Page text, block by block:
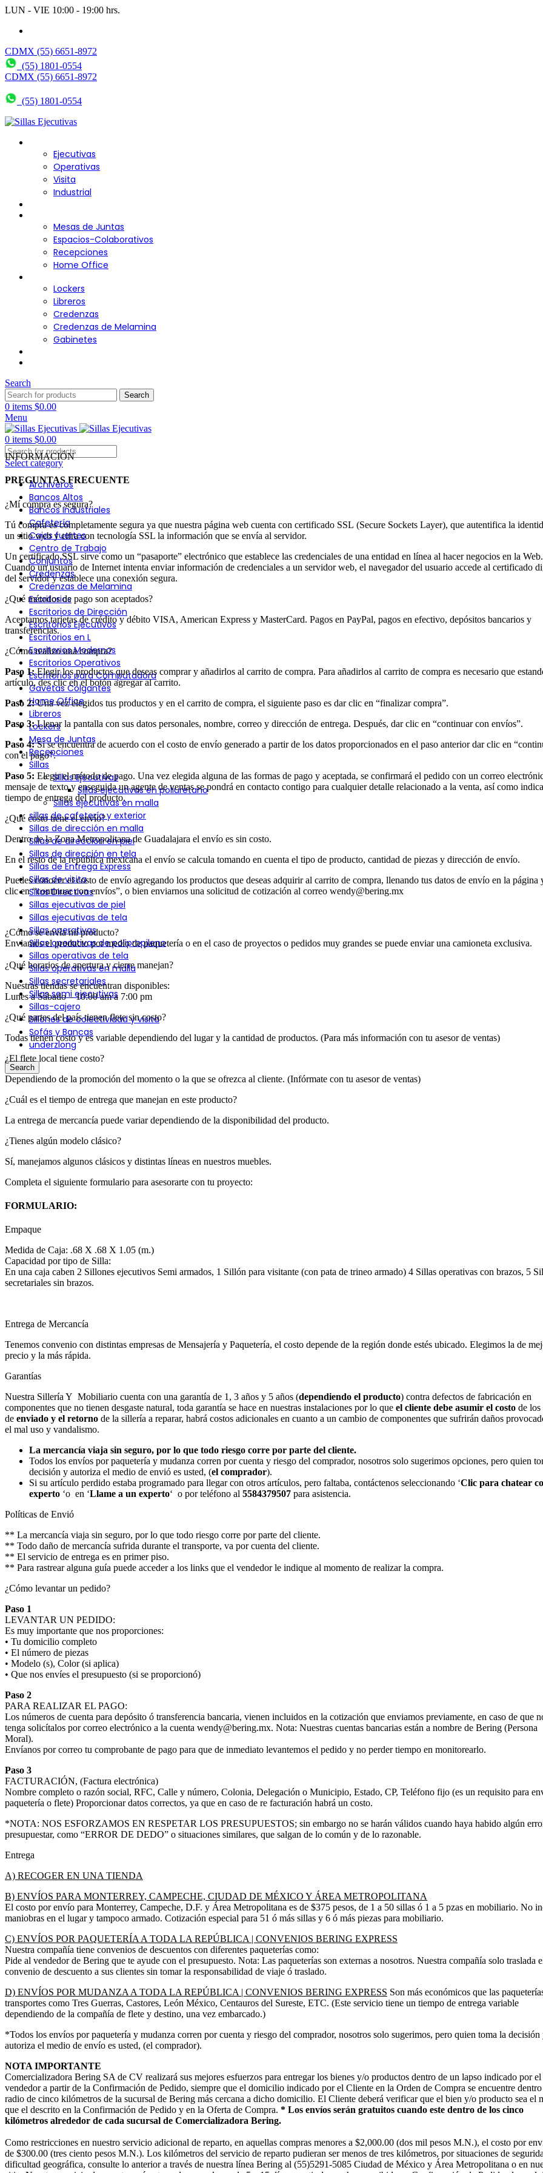
LUN - VIE 10:00 - 19:00 hrs.
CDMX (55) 6651-8972
(55) 1801-0554
CDMX (55) 6651-8972
(55) 1801-0554
Ejecutivas
Operativas
Visita
Industrial
Mesas de Juntas
Espacios-Colaborativos
Recepciones
Home Office
Lockers
Libreros
Credenzas
Credenzas de Melamina
Gabinetes
Search
Search
0 items $0.00
Menu
0 items $0.00
Select category
Archiveros
Bancos Altos
Bancos Industriales
Cafetería
Cajas fuertes
Centro de Trabajo
Conjuntos
Credenzas
Credenzas de Melamina
Escritorios
Escritorios de Dirección
Escritorios Ejecutivos
Escritorios en L
Escritorios Modernos
Escritorios Operativos
Escritorios para Computadora
Gavetas Colgantes
Home Office
Libreros
Lockers
Mesa de Juntas
Recepciones
Sillas
Sillas Ejecutivas
Sillas ejecutivas en poliuretano
Sillas ejecutivas en malla
sillas de cafetería y exterior
Sillas de dirección en malla
Sillas de dirección en piel
Sillas de dirección en tela
Sillas de Entrega Express
Sillas de visita
Sillas Directivas
Sillas ejecutivas de piel
Sillas ejecutivas de tela
Sillas operativas
Sillas operativas de polipropileno
Sillas operativas de tela
Sillas operativas en malla
Sillas secretariales
Sillas semi ejecutivas
Sillas-cajero
Sillones de colectividad y visita
Sofás y Bancas
underzlong
Search
INFORMACIÓN
PREGUNTAS FRECUENTE
¿Mí compra es segura?
Tú compra es completamente segura ya que nuestra página web cuenta con certificado SSL (Secure Sockets Layer), que autentifica la
un sitio web y cifra con tecnología SSL la información que se envía al servidor.
Un certificado SSL sirve como un “pasaporte” electrónico que establece las credenciales de una entidad en línea al hacer negocios en la Web.
Cuando un usuario de Internet intenta enviar información de credenciales a un servidor web, el navegador del usuario accede al certificado
del servidor y establece una conexión segura.
¿Qué métodos de pago son aceptados?
Aceptamos tarjetas de crédito y débito VISA, American Express y MasterCard. Pagos en PayPal, pagos en efectivo, depósitos bancarios y
transferencias.
¿Cómo realizo una compra?
Paso 1:Elegir los productos que deseas comprar y añadirlos al carrito de compra. Para añadirlos al carrito de compra es necesario que
artículo, des clic en el botón agregar al carrito.
Paso 2:Una vez elegidos tus productos y en el carrito de compra, el siguiente paso es dar clic en “finalizar compra”.
Paso 3:Llenar la pantalla con sus datos personales, nombre, correo y dirección de entrega. Después, dar clic en “continuar con envíos”.
Paso 4:Si se encuentra de acuerdo con el costo de envío generado a partir de los datos proporcionados en el paso anterior dar clic en
con el pago”.
Paso 5: Elegir el método de pago. Una vez elegida alguna de las formas de pago y aceptada, se confirmará el pedido con un correo
mensaje de texto y enseguida un agente de ventas se pondrá en contacto contigo para cualquier detalle relacionado a la venta, así como
tiempo de entrega del producto.
¿Qué costo tiene el envío?
Dentro de la Zona Metropolitana de Guadalajara el envío es sin costo.
En el resto de la república mexicana el envío se calcula tomando en cuenta el tipo de producto, cantidad de piezas y dirección de envío.
Puedes conocer el costo de envío agregando los productos que deseas adquirir al carrito de compra, llenando tus datos de envío en la página
clic en “continuar con envíos”, o bien enviarnos una solicitud de cotización al correo wendy@bering.mx
¿Cómo se envía mi producto?
Enviamos el producto por medio de paquetería o en el caso de proyectos o pedidos muy grandes se puede enviar una camioneta exclusiva.
¿Qué horarios de apertura y cierre manejan?
Nuestras tiendas se encuentran disponibles:
Lunes a Sábado – 10:00 am a 7:00 pm
¿Qué partes del país tienen flete sin costo?
Todas tienen costo y es variable dependiendo del lugar y la cantidad de productos. (Para más información con tu asesor de ventas)
¿El flete local tiene costo?
Dependiendo de la promoción del momento o la que se ofrezca al cliente. (Infórmate con tu asesor de ventas)
¿Cuál es el tiempo de entrega que manejan en este producto?
La entrega de mercancía puede variar dependiendo de la disponibilidad del producto.
¿Tienes algún modelo clásico?
Sí, manejamos algunos clásicos y distintas líneas en nuestros muebles.
Completa el siguiente formulario para asesorarte con tu proyecto:
FORMULARIO:
Empaque
Medida de Caja: .68 X .68 X 1.05 (m.)
Capacidad por tipo de Silla:
En una caja caben 2 Sillones ejecutivos Semi armados, 1 Sillón para visitante (con pata de trineo armado) 4 Sillas operativas con brazos, 5
secretariales sin brazos.
Entrega de Mercancía
Tenemos convenio con distintas empresas de Mensajería y Paquetería, el costo depende de la región donde estés ubicado. Elegimos la de
precio y la más rápida.
Garantías
Nuestra Sillería Y Mobiliario cuenta con una garantía de 1, 3 años y 5 años (dependiendo el producto) contra defectos de fabricación en
componentes que no tienen desgaste natural, toda garantía se hace en nuestras instalaciones por lo que el cliente debe asumir el costo de los
de enviado y el retorno de la sillería a reparar, habrá costos adicionales en cuanto a un cambio de componentes que sufrirán daños
el mal uso y vandalismo.
La mercancía viaja sin seguro, por lo que todo riesgo corre por parte del cliente.
Todos los envíos por paquetería y mudanza corren por cuenta y riesgo del comprador, nosotros solo sugerimos opciones, pero quien
decisión y autoriza el medio de envió es usted, (el comprador).
Si su artículo perdido estaba programado para llegar con otros artículos, pero faltaba, contáctenos seleccionando ‘Clic para chatear
experto ‘o en ‘Llame a un experto‘ o por teléfono al 5584379507 para asistencia.
Políticas de Envió
** La mercancía viaja sin seguro, por lo que todo riesgo corre por parte del cliente.
** Todo daño de mercancía sufrida durante el transporte, va por cuenta del cliente.
** El servicio de entrega es en primer piso.
** Para rastrear alguna guía puede acceder a los links que el vendedor le indique al momento de realizar la compra.
¿Cómo levantar un pedido?
Paso 1
LEVANTAR UN PEDIDO:
Es muy importante que nos proporciones:
• Tu domicilio completo
• El número de piezas
• Modelo (s), Color (si aplica)
• Que nos envíes el presupuesto (si se proporcionó)
Paso 2
PARA REALIZAR EL PAGO:
Los números de cuenta para depósito ó transferencia bancaria, vienen incluidos en la cotización que enviamos previamente, en caso de que
tenga solicítalos por correo electrónico a la cuenta wendy@bering.mx. Nota: Nuestras cuentas bancarias están a nombre de Bering (Persona
Moral).
Envíanos por correo tu comprobante de pago para que de inmediato levantemos el pedido y no perder tiempo en monitorearlo.
Paso 3
FACTURACIÓN, (Factura electrónica)
Nombre completo o razón social, RFC, Calle y número, Colonia, Delegación o Municipio, Estado, CP, Teléfono fijo (es un requisito para
paquetería o flete) Proporcionar datos correctos, ya que en caso de re facturación habrá un costo.
*NOTA: NOS ESFORZAMOS EN RESPETAR LOS PRESUPUESTOS; sin embargo no se harán válidos cuando haya habido algún
presupuestar, como “ERROR DE DEDO” o situaciones similares, que salgan de lo común y de lo razonable.
Entrega
A) RECOGER EN UNA TIENDA
B) ENVÍOS PARA MONTERREY, CAMPECHE, CIUDAD DE MÉXICO Y ÁREA METROPOLITANA
El costo por envío para Monterrey, Campeche, D.F. y Área Metropolitana es de $375 pesos, de 1 a 50 sillas ó 1 a 5 pzas en mobiliario. No
maniobras en el lugar y tampoco armado. Cotización especial para 51 ó más sillas y 6 ó más piezas para mobiliario.
C) ENVÍOS POR PAQUETERÍA A TODA LA REPÚBLICA | CONVENIOS BERING EXPRESS
Nuestra compañía tiene convenios de descuentos con diferentes paqueterías como:
Pide al vendedor de Bering que te ayude con el presupuesto. Nota: Las paqueterías son externas a nosotros. Nuestra compañía solo traslada
convenio de descuento a sus clientes sin tomar la responsabilidad de viaje ó traslado.
D) ENVÍOS POR MUDANZA A TODA LA REPÚBLICA | CONVENIOS BERING EXPRESS Son más económicos que las
transportes como Tres Guerras, Castores, León México, Centauros del Sureste, ETC. (Este servicio tiene un tiempo de entrega variable
dependiendo de la compañía de flete y destino, una vez embarcado.)
*Todos los envíos por paquetería y mudanza corren por cuenta y riesgo del comprador, nosotros solo sugerimos, pero quien toma la decisión
autoriza el medio de envío es usted, (el comprador).
NOTA IMPORTANTE
Comercializadora Bering SA de CV realizará sus mejores esfuerzos para entregar los bienes y/o productos dentro de un lapso indicado por el
vendedor a partir de la Confirmación de Pedido, siempre que el domicilio indicado por el Cliente en la Orden de Compra se encuentre
radio de cinco kilómetros de la sucursal de Bering más cercana a dicho domicilio. El Cliente deberá verificar que el bien y/o producto sea el
que el descrito en la Confirmación de Pedido y en la Oferta de Compra. * Los envíos serán gratuitos cuando este dentro de los cinco
kilómetros alrededor de cada sucursal de Comercializadora Bering.
Como restricciones en nuestro servicio adicional de reparto, en aquellas compras menores a $2,000.00 (dos mil pesos M.N.), el costo por
de $300.00 (tres ciento pesos M.N.). Los kilómetros del servicio de reparto pudieran ser menos de tres kilómetros, por situaciones de
dificultad geográfica, consulte lo anterior a través de nuestra línea Bering al (55)5291-5085 Ciudad de México y Área Metropolitana o en